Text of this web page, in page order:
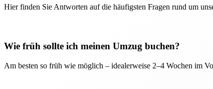
Hier finden Sie Antworten auf die häufigsten Fragen rund um
Wie früh sollte ich meinen Umzug buchen?
Am besten so früh wie möglich – idealerweise 2–4 Wochen im